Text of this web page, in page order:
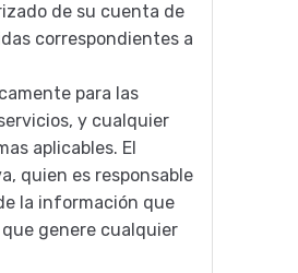
de su cuenta de
correspondientes a
para las
y cualquier
aplicables. El
quien es responsable
la información que
genere cualquier